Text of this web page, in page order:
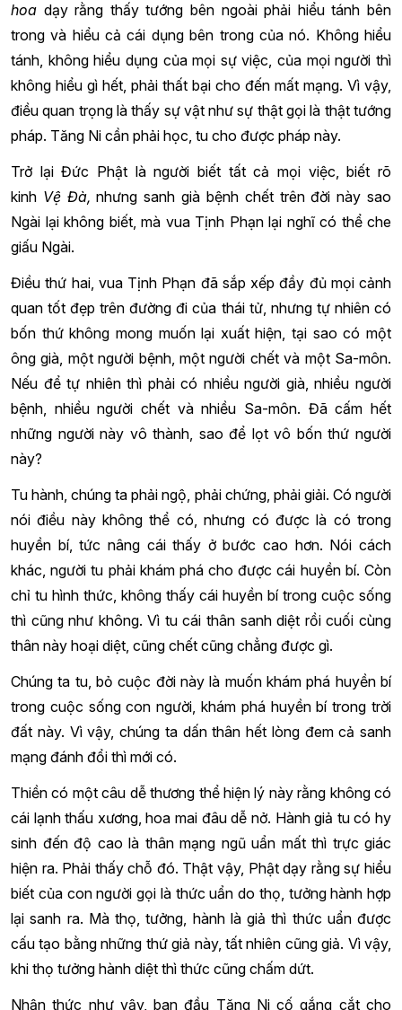
hoa dạy rằng thấy tướng bên ngoài phải hiểu tánh bên
trong và hiểu cả cái dụng bên trong của nó. Không hiểu
tánh, không hiểu dụng của mọi sự việc, của mọi người thì
không hiểu gì hết, phải thất bại cho đến mất mạng. Vì vậy,
điều quan trọng là thấy sự vật như sự thật gọi là thật tướng
pháp. Tăng Ni cần phải học, tu cho được pháp này.
Trở lại Đức Phật là người biết tất cả mọi việc, biết rõ
kinh Vệ Đà, nhưng sanh già bệnh chết trên đời này sao
Ngài lại không biết, mà vua Tịnh Phạn lại nghĩ có thể che
giấu Ngài.
Điều thứ hai, vua Tịnh Phạn đã sắp xếp đầy đủ mọi cảnh
quan tốt đẹp trên đường đi của thái tử, nhưng tự nhiên có
bốn thứ không mong muốn lại xuất hiện, tại sao có một
ông già, một người bệnh, một người chết và một Sa-môn.
Nếu để tự nhiên thì phải có nhiều người già, nhiều người
bệnh, nhiều người chết và nhiều Sa-môn. Đã cấm hết
những người này vô thành, sao để lọt vô bốn thứ người
này?
Tu hành, chúng ta phải ngộ, phải chứng, phải giải. Có người
nói điều này không thể có, nhưng có được là có trong
huyền bí, tức nâng cái thấy ở bước cao hơn. Nói cách
khác, người tu phải khám phá cho được cái huyền bí. Còn
chỉ tu hình thức, không thấy cái huyền bí trong cuộc sống
thì cũng như không. Vì tu cái thân sanh diệt rồi cuối cùng
thân này hoại diệt, cũng chết cũng chẳng được gì.
Chúng ta tu, bỏ cuộc đời này là muốn khám phá huyền bí
trong cuộc sống con người, khám phá huyền bí trong trời
đất này. Vì vậy, chúng ta dấn thân hết lòng đem cả sanh
mạng đánh đổi thì mới có.
Thiền có một câu dễ thương thể hiện lý này rằng không có
cái lạnh thấu xương, hoa mai đâu dễ nở. Hành giả tu có hy
sinh đến độ cao là thân mạng ngũ uẩn mất thì trực giác
hiện ra. Phải thấy chỗ đó. Thật vậy, Phật dạy rằng sự hiểu
biết của con người gọi là thức uẩn do thọ, tưởng hành hợp
lại sanh ra. Mà thọ, tưởng, hành là giả thì thức uẩn được
cấu tạo bằng những thứ giả này, tất nhiên cũng giả. Vì vậy,
khi thọ tưởng hành diệt thì thức cũng chấm dứt.
Nhận thức như vậy, ban đầu Tăng Ni cố gắng cắt cho